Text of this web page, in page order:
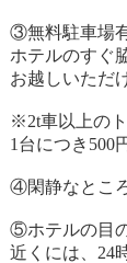
③無料駐車場
ホテルのすぐ
お越しいただ
※2t車以上の
1台につき500
④閑静なとこ
⑤ホテルの目
近くには、24